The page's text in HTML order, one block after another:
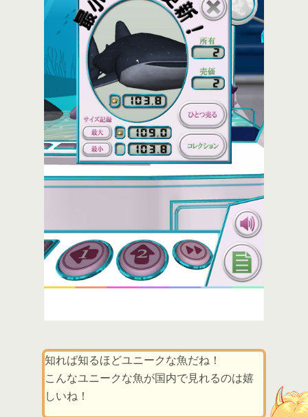
知れば知るほどユニークな魚だね！
こんなユニークな魚が国内で見れるのは嬉
しいね！